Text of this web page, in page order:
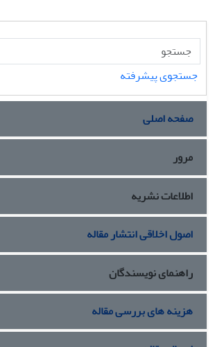
جستجوی پیشرفته
صفحه اصلی
مرور
اطلاعات نشریه
اصول اخلاقی انتشار مقاله
راهنمای نویسندگان
هزینه های بررسی مقاله